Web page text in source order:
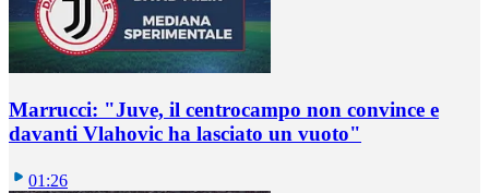
Marrucci: "Juve, il centrocampo non convince e
davanti Vlahovic ha lasciato un vuoto"
01:26